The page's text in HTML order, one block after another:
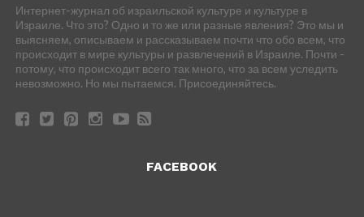
Интернет-журнал об израильской культуре и культуре в
Израиле. Что это? Одно и то же или разные явления? Это мы и
выясняем, описываем и рассказываем почти что обо всем, что
происходит в мире культуры и развлечений в Израиле. Почти -
потому, что происходит всего так много, что за всем уследить
невозможно. Но мы пытаемся. Присоединяйтесь.
FACEBOOK